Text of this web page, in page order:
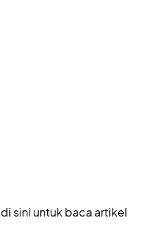
di sini untuk baca artikel